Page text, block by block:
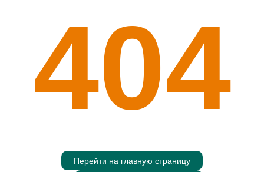
404
Перейти на главную страницу